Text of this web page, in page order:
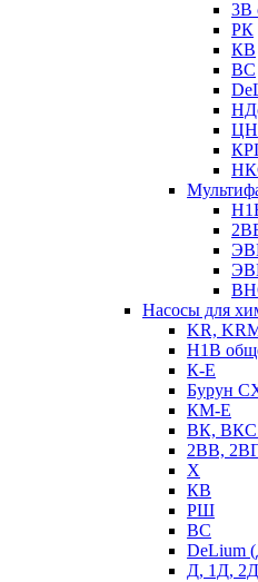
3В
РК
КВ
ВС
ЦН
Насосы для
KR,
Н1В
К-Е
Бурун
КМ-Е
ВК, ВКС
2ВВ,
Х
КВ
РШ
ВС
DeLium
Д, 1Д, 2Д